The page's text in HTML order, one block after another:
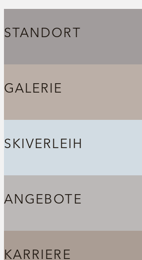
STANDORT
GALERIE
SKIVERLEIH
ANGEBOTE
KARRIERE